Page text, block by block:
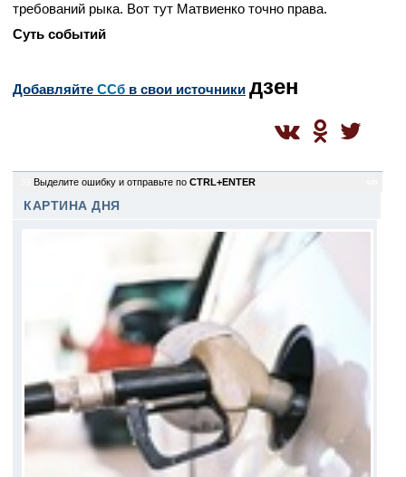
требований рыка. Вот тут Матвиенко точно права.
Суть событий
Добавляйте CСб в свои источники дзен
Выделите ошибку и отправьте по CTRL+ENTER
КАРТИНА ДНЯ